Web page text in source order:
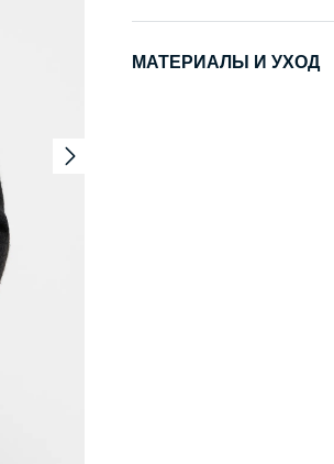
МАТЕРИАЛЫ И УХОД